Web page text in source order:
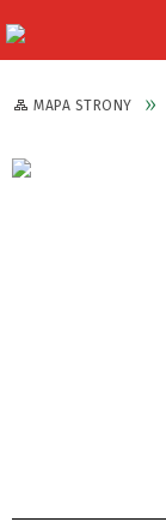
MAPA STRONY